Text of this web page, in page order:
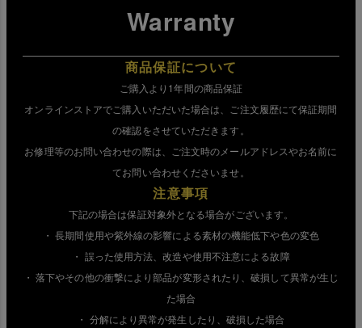
Warranty
商品保証について
ご購入より1年間の商品保証
オンラインストアでご購入いただいた場合は、ご注文履歴にて保証期間
の確認をさせていただきます。
お修理等のお問い合わせの際は、ご注文時のメールアドレスやお名前に
てお問い合わせくださいませ。
注意事項
下記の場合は保証対象外となる場合がございます。
・ 長期間使用や紫外線の影響による素材の機能低下や色の変色
・ 誤った使用方法、改造や使用不注意による故障
・ 落下やその他の衝撃により部品が変形されたり、破損して異常が生じ
た場合
・ 分解により異常が発生したり、破損した場合